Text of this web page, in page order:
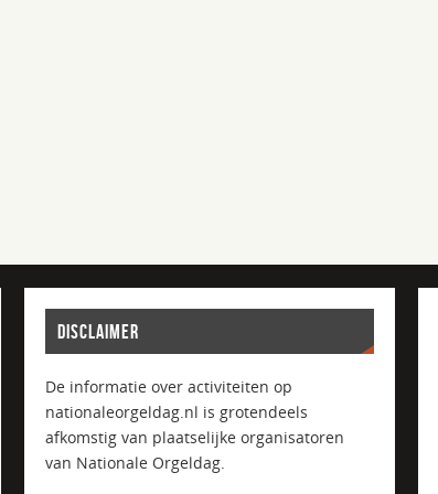
DISCLAIMER
De informatie over activiteiten op
nationaleorgeldag.nl is grotendeels
afkomstig van plaatselijke organisatoren
van Nationale Orgeldag.